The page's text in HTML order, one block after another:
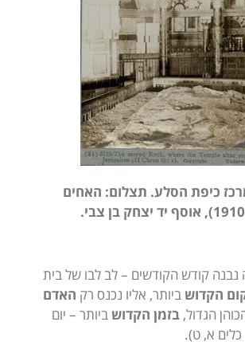
כיפת הסלע. תצלום: האחים
נבנה קודש הקודשים – לב לבו של בית
הקדוש ביותר, אליו נכנס רק האדם
הגדול, בזמן הקדוש ביותר – יום
א, ט).